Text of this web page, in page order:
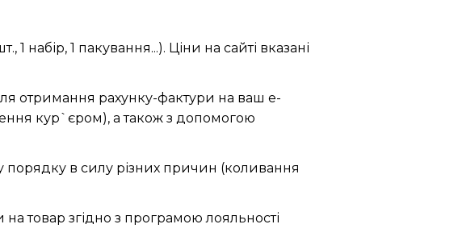
набір, 1 пакування...). Ціни на сайті вказані
отримання рахунку-фактури на ваш e-
кур`єром), а також з допомогою
порядку в силу різних причин (коливання
товар згідно з програмою лояльності